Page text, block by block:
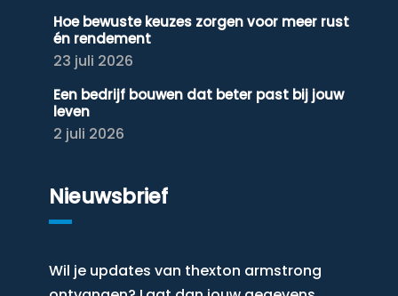
Hoe bewuste keuzes zorgen voor meer rust
én rendement
23 juli 2026
Een bedrijf bouwen dat beter past bij jouw
leven
2 juli 2026
Nieuwsbrief
Wil je updates van thexton armstrong